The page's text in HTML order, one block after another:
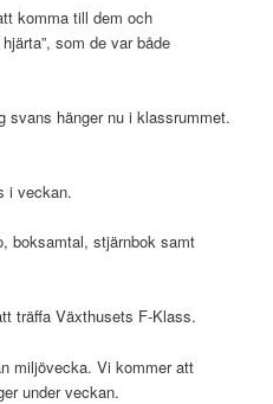
komma till dem och
som de var både
svans hänger nu i klassrummet.
i veckan.
boksamtal, stjärnbok samt
träffa Växthusets F-Klass.
miljövecka. Vi kommer att
under veckan.